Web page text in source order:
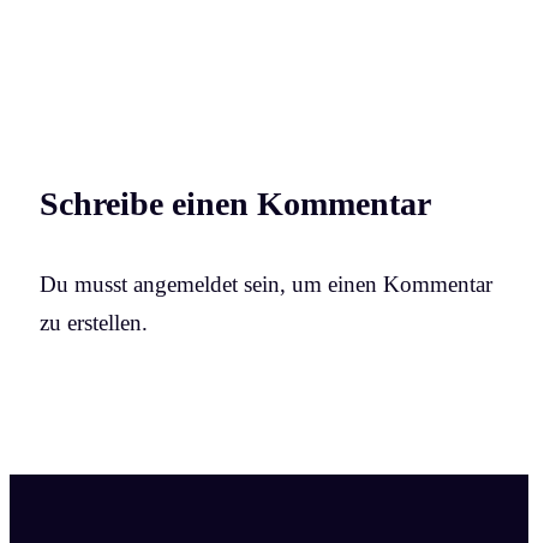
Schreibe einen Kommentar
Du musst angemeldet sein, um einen Kommentar
zu erstellen.